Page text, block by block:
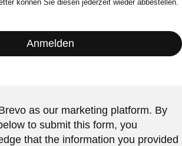
können Sie diesen jederzeit wieder abbestellen.
Anmelden
as our marketing platform. By
to submit this form, you
that the information you provided